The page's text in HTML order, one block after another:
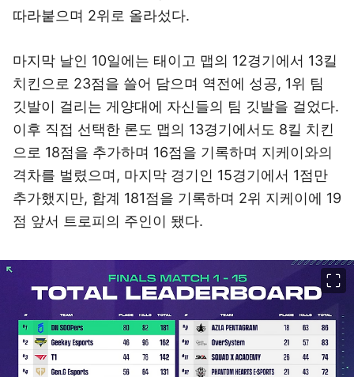
따라붙으며 2위로 올라섰다.
마지막 날인 10일에는 태이고 맵의 12경기에서 13킬
치킨으로 23점을 쓸어 담으며 역전에 성공, 1위 팀
깃발이 걸리는 게양대에 자신들의 팀 깃발을 걸었다.
이후 직접 선택한 론도 맵의 13경기에서도 8킬 치킨
으로 18점을 추가하며 16점을 기록하며 지케이와의
격차를 벌렸으며, 마지막 경기인 15경기에서 1점만
추가했지만, 합계 181점을 기록하며 2위 지케이에 19
점 앞서 트로피의 주인이 됐다.